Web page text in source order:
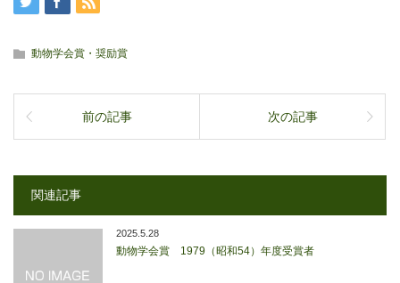
動物学会賞・奨励賞
前の記事 次の記事
関連記事
2025.5.28
動物学会賞 1979（昭和54）年度受賞者